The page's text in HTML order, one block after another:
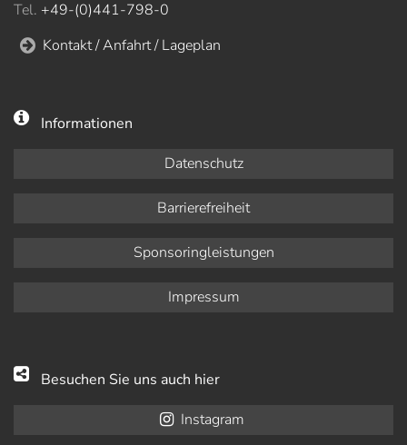
Tel. +49-(0)441-798-0
Kontakt / Anfahrt / Lageplan
Informationen
Datenschutz
Barrierefreiheit
Sponsoringleistungen
Impressum
Besuchen Sie uns auch hier
Instagram